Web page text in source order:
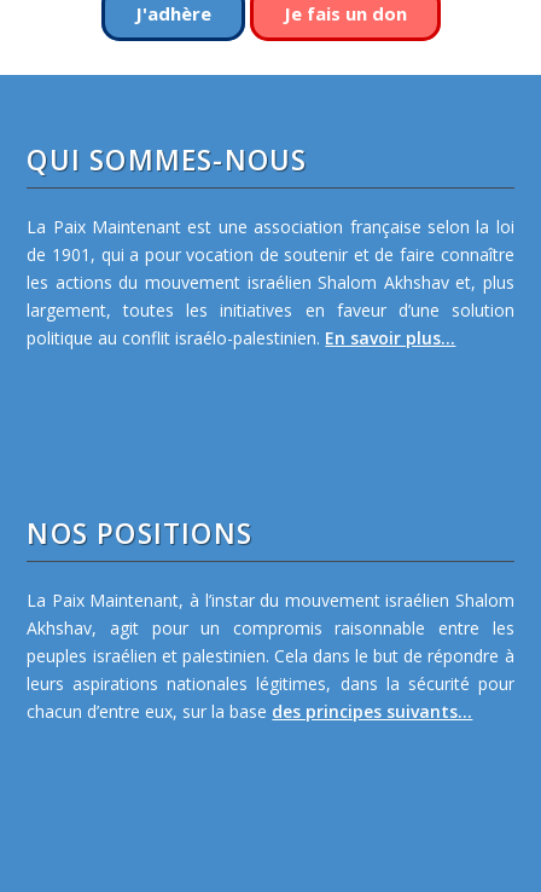
J'adhère Je fais un don
QUI SOMMES-NOUS
La Paix Maintenant est une association française selon la loi
de 1901, qui a pour vocation de soutenir et de faire connaître
les actions du mouvement israélien Shalom Akhshav et, plus
largement, toutes les initiatives en faveur d’une solution
politique au conflit israélo-palestinien. En savoir plus...
NOS POSITIONS
La Paix Maintenant, à l’instar du mouvement israélien Shalom
Akhshav, agit pour un compromis raisonnable entre les
peuples israélien et palestinien. Cela dans le but de répondre à
leurs aspirations nationales légitimes, dans la sécurité pour
chacun d’entre eux, sur la base des principes suivants...